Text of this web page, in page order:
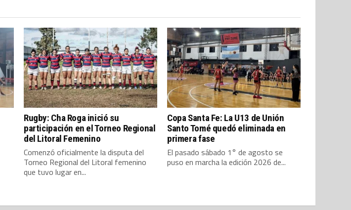
Rugby: Cha Roga inició su
participación en el Torneo Regional
del Litoral Femenino
Comenzó oficialmente la disputa del
Torneo Regional del Litoral femenino
que tuvo lugar en...
Copa Santa Fe: La U13 de Unión
Santo Tomé quedó eliminada en
primera fase
El pasado sábado 1° de agosto se
puso en marcha la edición 2026 de...